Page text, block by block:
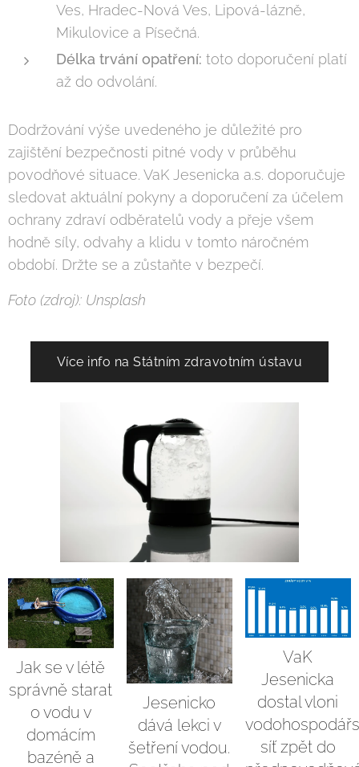
Ves, Hradec-Nová Ves, Lipová-lázně,
Mikulovice a Písečná.
Délka trvání opatření: toto doporučení platí
až do odvolání.
Dodržování výše uvedeného je důležité pro
zajištění bezpečnosti pitné vody v průběhu
povodňové situace. VaK Jesenicka a.s. doporučuje
sledovat aktuální pokyny a doporučení za účelem
ochrany zdraví odběratelů vody a přeje všem
hodně síly, odvahy a klidu v tomto náročném
období. Držte se a zůstaňte v bezpečí.
Foto (zdroj): Unsplash
Více info na Státním zdravotním ústavu
Jak se v létě
správně starat
o vodu v
domácím
bazéně a
Jesenicko
dává lekci v
šetření vodou.
VaK
Jesenicka
dostal vloni
síť zpět do